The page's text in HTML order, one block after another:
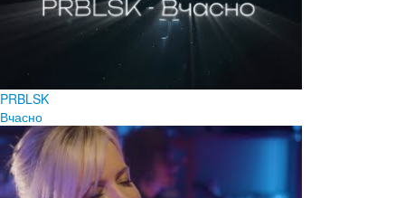
PRBLSK
Вчасно